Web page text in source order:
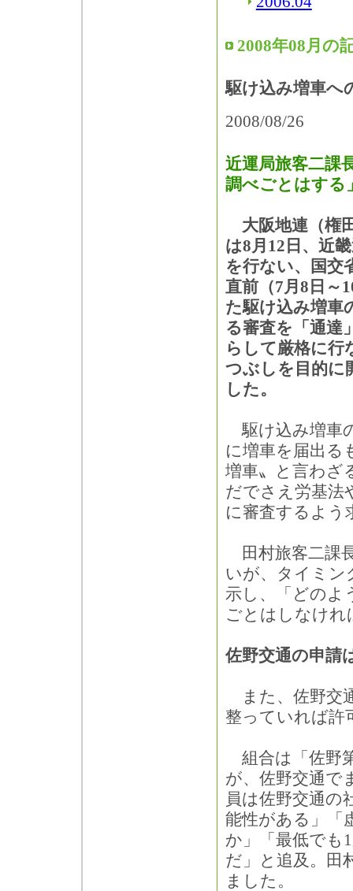
2008年08月の
駆け込み増車へ
2008/08/26
近運局旅客二
調べごとはする
大阪地連（権
は8月12日、近
を行ない、国交
直前（7月8日～
た駆け込み増車
る審査を「通達
らして厳格に行
つぶしを目的に
した。
駆け込み増車
に増車を届出る
増車〟と言わざ
だでさえ労基法
に審査するよう
田村旅客二課
いが、タイミン
示し、「どのよ
ごとはしなけれ
佐野交通の申請
また、佐野交
整っていれば許
組合は「佐野
が、佐野交通で
員は佐野交通の
能性がある」「
か」「最低でも
だ」と追及。田
ました。